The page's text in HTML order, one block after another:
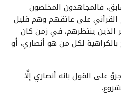
فالمجاهدون المخلصون
القرآني على عاتقهم وهم قليل
ينتظرهم، في زمن كان
بالكراهية لكل من هو أنصاري، أَو
على القول بانه أنصاري إلَّا